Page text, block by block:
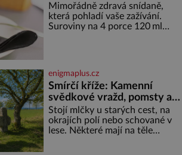
Mimořádně zdravá snídaně,
která pohladí vaše zažívání.
Suroviny na 4 porce 120 ml
enigmaplus.cz
Smírčí kříže: Kamenní
svědkové vražd, pomsty a
dávných vin
Stojí mlčky u starých cest, na
okrajích polí nebo schované v
lese. Některé mají na těle